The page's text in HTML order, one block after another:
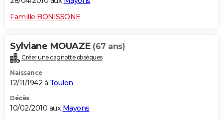
Famille BONISSONE
Sylviane MOUAZE (67 ans)
Créer une cagnotte obsèques
Naissance
12/11/1942 à Toulon
Décès
10/02/2010 aux Mayons